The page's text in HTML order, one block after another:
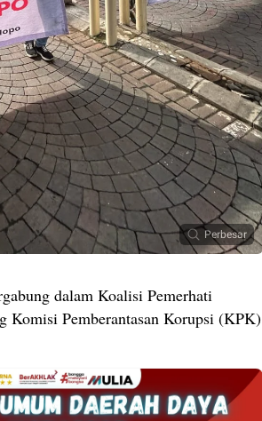
Perbesar
dalam Koalisi Pemerhati
Komisi Pemberantasan Korupsi (KPK)